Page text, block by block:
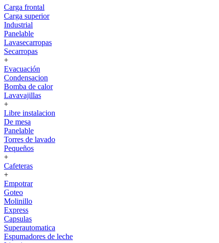
Carga frontal
Carga superior
Industrial
Panelable
Lavasecarropas
Secarropas
+
Evacuación
Condensacion
Bomba de calor
Lavavajillas
+
Libre instalacion
De mesa
Panelable
Torres de lavado
Pequeños
+
Cafeteras
+
Empotrar
Goteo
Molinillo
Express
Capsulas
Superautomatica
Espumadores de leche